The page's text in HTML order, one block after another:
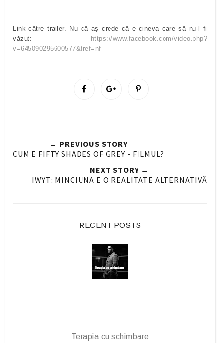
Link către trailer. Nu că aș crede că e cineva care să nu-l fi
văzut:
https://www.facebook.com/video.php?
v=645090295600577&fref=nf
O
n
F
a
o
k
O
n
G
o
P
l
u
s
← PREVIOUS STORY
CUM E FIFTY SHADES OF GREY - FILMUL?
NEXT STORY →
IWYT: MINCIUNA E O REALITATE ALTERNATIVĂ
RECENT POSTS
Terapia cu schimbare